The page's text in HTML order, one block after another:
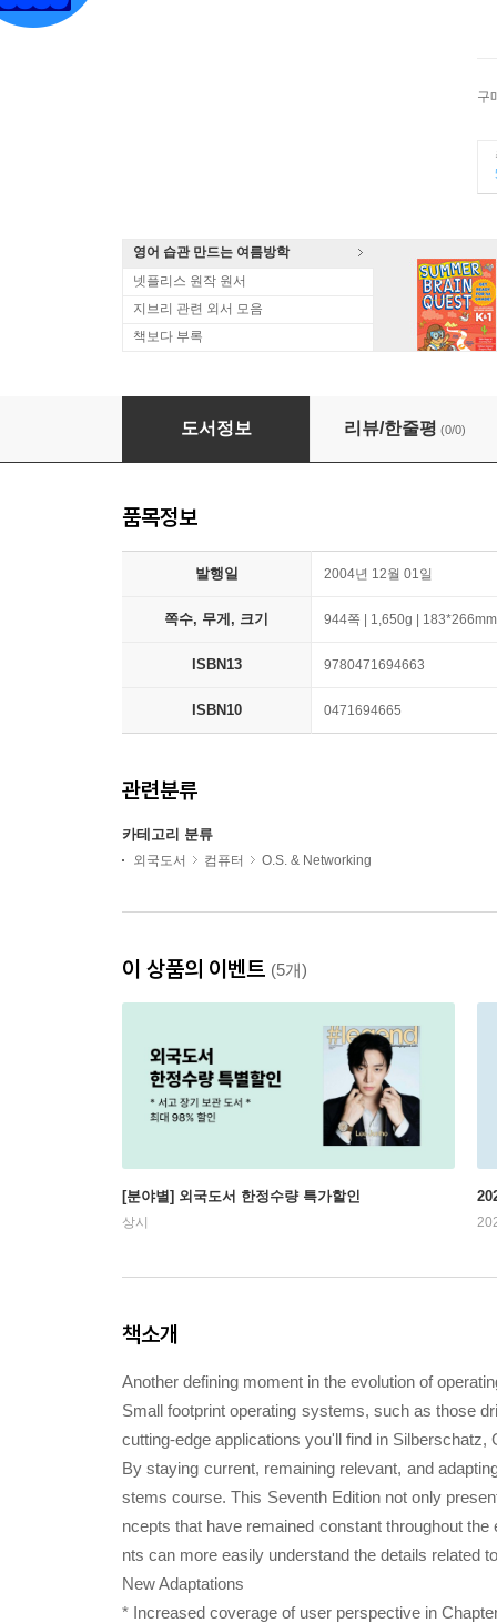
구
영어 습관 만드는 여름방학
넷플리스 원작 원서
지브리 관련 외서 모음
책보다 부록
Operating System Concepts
도서정보 리뷰/한줄평 (0/0)
품목정보
발행일 2004년 12월 01일
쪽수, 무게, 크기 944쪽 | 1,650g | 183*266mm
ISBN13 9780471694663
ISBN10 0471694665
관련분류
카테고리 분류
외국도서 컴퓨터 O.S. & Networking
이 상품의 이벤트 (5개)
[분야별] 외국도서 한정수량 특가할인
상시
책소개
Another defining moment in the evolution of
Small footprint operating systems, such as those
cutting-edge applications you'll find in
By staying current, remaining relevant, and
stems course. This Seventh Edition not only
ncepts that have remained constant throughout
nts can more easily understand the details related
New Adaptations
* Increased coverage of user perspective in